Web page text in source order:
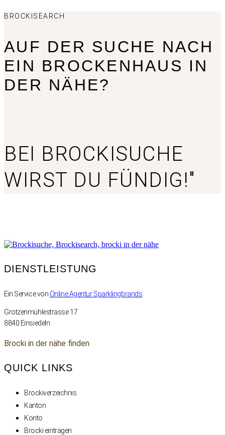
BROCKISEARCH
AUF DER SUCHE NACH
EIN BROCKENHAUS IN
DER NÄHE?
BEI BROCKISUCHE
WIRST DU FÜNDIG!"
DIENSTLEISTUNG
Ein Service von Online Agentur Sparklingbrands
Grotzenmühlestrasse 17
8840 Einsiedeln
Brocki in der nähe finden
QUICK LINKS
Brockiverzeichnis
Kanton
Konto
Brocki eintragen